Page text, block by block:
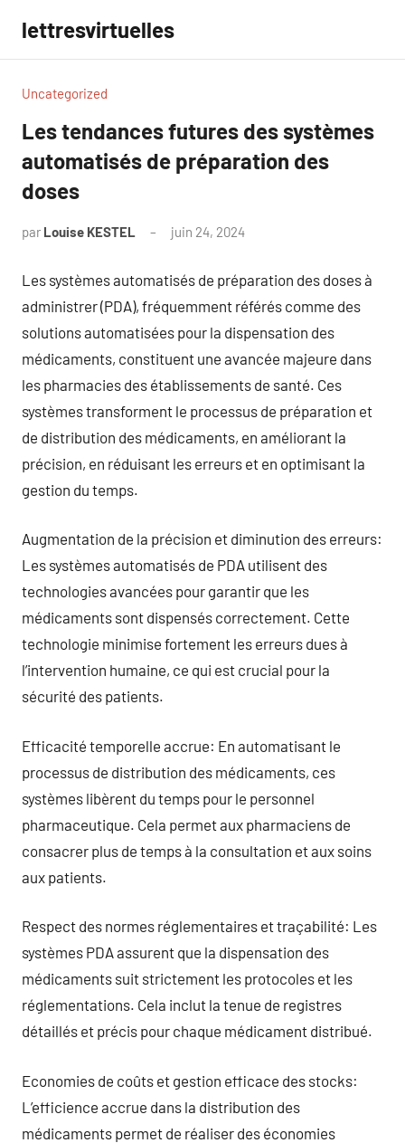
contenu
lettresvirtuelles
Uncategorized
Les tendances futures des systèmes
automatisés de préparation des
doses
par Louise KESTEL juin 24, 2024
Les systèmes automatisés de préparation des doses à
administrer (PDA), fréquemment référés comme des
solutions automatisées pour la dispensation des
médicaments, constituent une avancée majeure dans
les pharmacies des établissements de santé. Ces
systèmes transforment le processus de préparation et
de distribution des médicaments, en améliorant la
précision, en réduisant les erreurs et en optimisant la
gestion du temps.
Augmentation de la précision et diminution des erreurs:
Les systèmes automatisés de PDA utilisent des
technologies avancées pour garantir que les
médicaments sont dispensés correctement. Cette
technologie minimise fortement les erreurs dues à
l’intervention humaine, ce qui est crucial pour la
sécurité des patients.
Efficacité temporelle accrue: En automatisant le
processus de distribution des médicaments, ces
systèmes libèrent du temps pour le personnel
pharmaceutique. Cela permet aux pharmaciens de
consacrer plus de temps à la consultation et aux soins
aux patients.
Respect des normes réglementaires et traçabilité: Les
systèmes PDA assurent que la dispensation des
médicaments suit strictement les protocoles et les
réglementations. Cela inclut la tenue de registres
détaillés et précis pour chaque médicament distribué.
Economies de coûts et gestion efficace des stocks:
L’efficience accrue dans la distribution des
médicaments permet de réaliser des économies